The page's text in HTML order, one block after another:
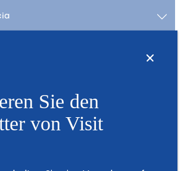
Besuchen Sie Brescia
Rights Reserved - Visit Brescia
Sie den
von Visit